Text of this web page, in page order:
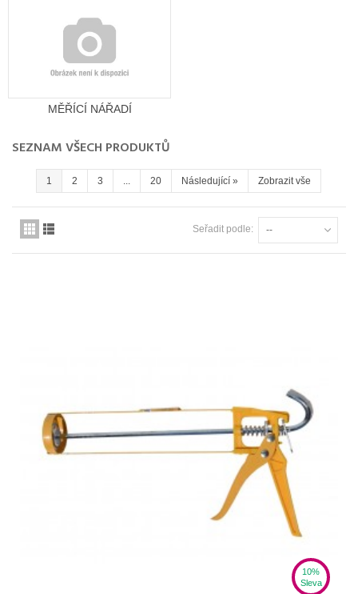
MĚŘÍCÍ NÁŘADÍ
SEZNAM VŠECH PRODUKTŮ
1 2 3 ... 20 Následující » Zobrazit vše
Seřadit podle: --
10%
Sleva